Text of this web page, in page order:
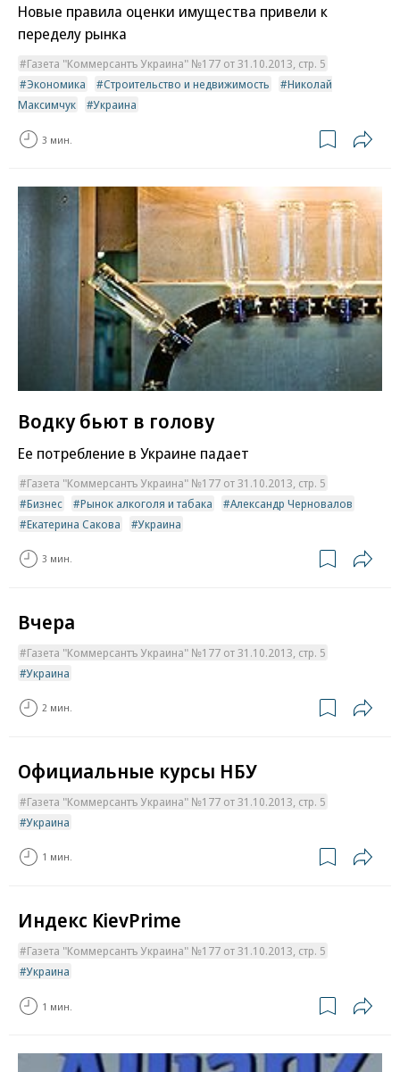
Новые правила оценки имущества привели к
переделу рынка
Газета "Коммерсантъ Украина" №177 от 31.10.2013, стр. 5
Экономика
Строительство и недвижимость
Николай
Максимчук
Украина
3 мин.
Водку бьют в голову
Ее потребление в Украине падает
Газета "Коммерсантъ Украина" №177 от 31.10.2013, стр. 5
Бизнес
Рынок алкоголя и табака
Александр Черновалов
Екатерина Сакова
Украина
3 мин.
Вчера
Газета "Коммерсантъ Украина" №177 от 31.10.2013, стр. 5
Украина
2 мин.
Официальные курсы НБУ
Газета "Коммерсантъ Украина" №177 от 31.10.2013, стр. 5
Украина
1 мин.
Индекс KievPrime
Газета "Коммерсантъ Украина" №177 от 31.10.2013, стр. 5
Украина
1 мин.